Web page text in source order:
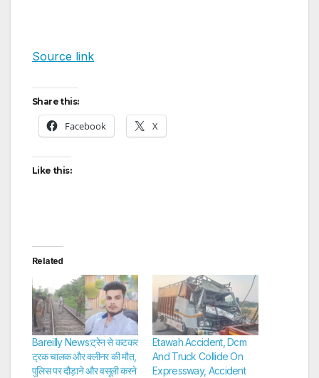
Source link
Share this:
Facebook X
Like this:
Related
Bareilly News:ट्रेन से कटकर
ट्रक चालक और क्लीनर की मौत,
पुलिस पर दौड़ाने और वसूली करने
Etawah Accident, Dcm
And Truck Collide On
Expressway, Accident